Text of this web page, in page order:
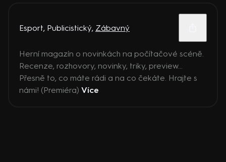
Esport, Publicistický, Zábavný
Herní magazín o novinkách na počítačové scéně.
Recenze, rozhovory, novinky, triky, preview...
Přesně to, co máte rádi a na co čekáte. Hrajte s
námi! (Premiéra) Více